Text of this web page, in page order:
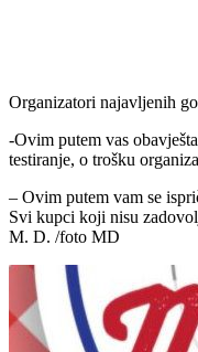
Organizatori najavljenih
-Ovim putem vas
testiranje, o trošku
– Ovim putem vam se
Svi kupci koji nisu
M. D. /foto MD